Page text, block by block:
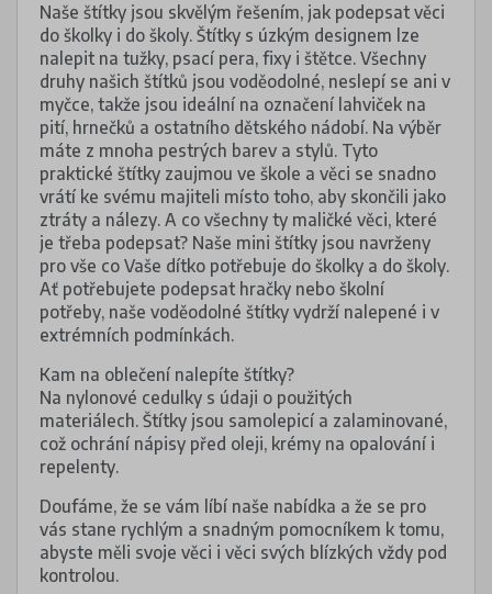
Naše štítky jsou skvělým řešením, jak podepsat věci
do školky i do školy. Štítky s úzkým designem lze
nalepit na tužky, psací pera, fixy i štětce. Všechny
druhy našich štítků jsou voděodolné, neslepí se ani v
myčce, takže jsou ideální na označení lahviček na
pití, hrnečků a ostatního dětského nádobí. Na výběr
máte z mnoha pestrých barev a stylů. Tyto
praktické štítky zaujmou ve škole a věci se snadno
vrátí ke svému majiteli místo toho, aby skončili jako
ztráty a nálezy. A co všechny ty maličké věci, které
je třeba podepsat? Naše mini štítky jsou navrženy
pro vše co Vaše dítko potřebuje do školky a do školy.
Ať potřebujete podepsat hračky nebo školní
potřeby, naše voděodolné štítky vydrží nalepené i v
extrémních podmínkách.
Kam na oblečení nalepíte štítky?
Na nylonové cedulky s údaji o použitých
materiálech. Štítky jsou samolepicí a zalaminované,
což ochrání nápisy před oleji, krémy na opalování i
repelenty.
Doufáme, že se vám líbí naše nabídka a že se pro
vás stane rychlým a snadným pomocníkem k tomu,
abyste měli svoje věci i věci svých blízkých vždy pod
kontrolou.